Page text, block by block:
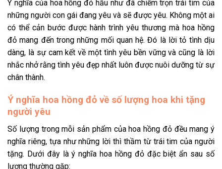
Ý nghĩa của hoa hồng đỏ hầu như đã chiếm trọn trái tim của
những người con gái đang yêu và sẽ được yêu. Không một ai
có thể cản bước được hành trình yêu thương mà hoa hồng
đỏ mang đến trong những mối quan hệ. Đó là lời tỏ tình dịu
dàng, là sự cam kết về một tình yêu bền vững và cũng là lời
nhắc nhở rằng tình yêu đẹp nhất luôn được nuôi dưỡng từ sự
chân thành.
Ý nghĩa hoa hồng đỏ về số lượng hoa khi tặng
người yêu
Số lượng trong mỗi sản phẩm của hoa hồng đỏ đều mang ý
nghĩa riêng, tựa như những lời thì thầm từ trái tim của người
tặng. Dưới đây là ý nghĩa hoa hồng đỏ đặc biệt ẩn sau số
lượng thường gặp: